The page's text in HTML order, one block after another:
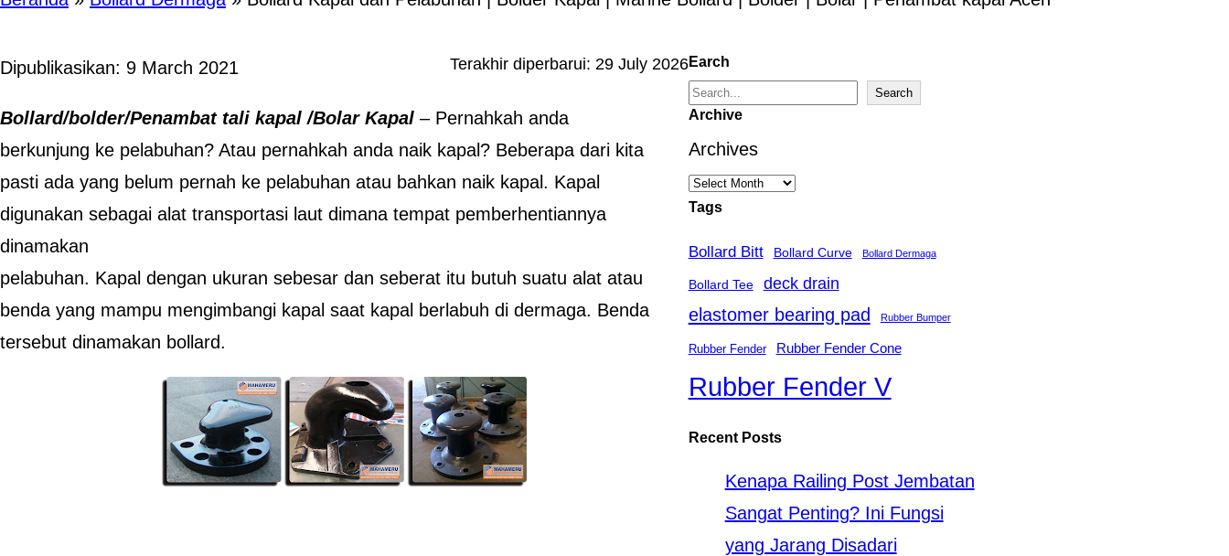
Dipublikasikan: 9 March 2021 Terakhir diperbarui: 29 July 2026
Bollard/bolder/Penambat tali kapal /Bolar Kapal – Pernahkah anda
berkunjung ke pelabuhan? Atau pernahkah anda naik kapal? Beberapa dari kita
pasti ada yang belum pernah ke pelabuhan atau bahkan naik kapal. Kapal
digunakan sebagai alat transportasi laut dimana tempat pemberhentiannya
dinamakan
pelabuhan. Kapal dengan ukuran sebesar dan seberat itu butuh suatu alat atau
benda yang mampu mengimbangi kapal saat kapal berlabuh di dermaga. Benda
tersebut dinamakan bollard.
Earch
S
a
r
h
Search
Archive
Archives
Tags
Bollard Bitt Bollard Curve Bollard Dermaga
Bollard Tee deck drain
elastomer bearing pad Rubber Bumper
Rubber Fender Rubber Fender Cone
Rubber Fender V
Recent Posts
Kenapa Railing Post Jembatan
Sangat Penting? Ini Fungsi
yang Jarang Disadari